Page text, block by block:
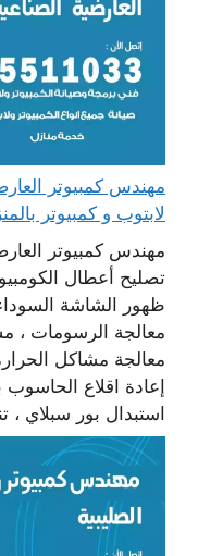
لابتوب و كمبيوتر
مهندس كمبيوتر
تصليح أعطال
ظهور الشاشة
معالجة الرسومات ،
معالجة مشاكل
إعادة اقلاع
استبدال بور سبلاي ،